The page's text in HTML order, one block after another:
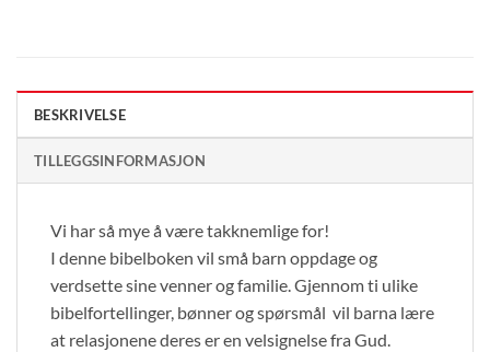
BESKRIVELSE
TILLEGGSINFORMASJON
Vi har så mye å være takknemlige for!
I denne bibelboken vil små barn oppdage og
verdsette sine venner og familie. Gjennom ti ulike
bibelfortellinger, bønner og spørsmål vil barna lære
at relasjonene deres er en velsignelse fra Gud.